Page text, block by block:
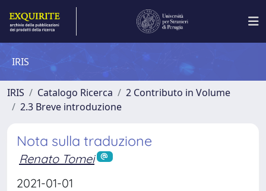
IRIS
IRIS Catalogo Ricerca
2 Contributo in Volume
2.3 Breve introduzione
Nota sulla traduzione
Renato Tomei
2021-01-01